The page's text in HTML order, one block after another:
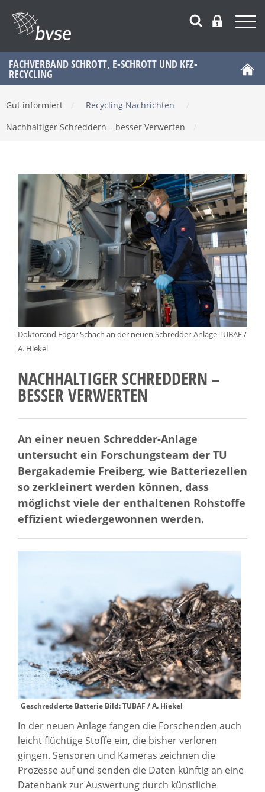
FACHVERBAND SCHROTT, E-SCHROTT UND KFZ-
RECYCLING
Gut informiert Recycling Nachrichten
Nachhaltiger Schreddern – besser Verwerten
Doktorand Edgar Schach an der neuen Schredder-Anlage TUBAF /
A. Hiekel
NACHHALTIGER SCHREDDERN –
BESSER VERWERTEN
An einer neuen Schredder-Anlage
untersucht ein Forschungsteam der TU
Bergakademie Freiberg, wie Batteriezellen
so zerkleinert werden können, dass
möglichst viele der enthaltenen Rohstoffe
effizient wiedergewonnen werden.
Geschredderte Batterie Bild: TUBAF / A. Hiekel
In der neuen Anlage fangen die Forschenden auch
leicht flüchtige Stoffe ein, die bisher verloren
gingen. Sensoren und Kameras zeichnen die
Prozesse auf und senden die Daten künftig an eine
Datenbank zur Auswertung durch künstliche